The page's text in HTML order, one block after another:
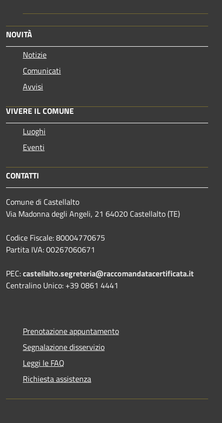
NOVITÀ
Notizie
Comunicati
Avvisi
VIVERE IL COMUNE
Luoghi
Eventi
CONTATTI
Comune di Castellalto
Via Madonna degli Angeli, 21 64020 Castellalto (TE)
Codice Fiscale: 80004770675
Partita IVA: 00267060671
PEC:castellalto.segreteria@raccomandatacertificata.it
Centralino Unico: +39 0861 4441
Prenotazione appuntamento
Segnalazione disservizio
Leggi le FAQ
Richiesta assistenza